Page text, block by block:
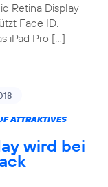
Retina Display
Face ID.
iPad Pro […]
ATTRAKTIVES
wird bei